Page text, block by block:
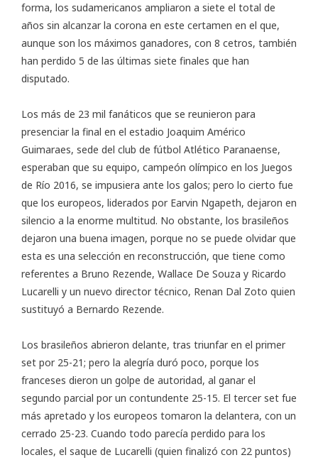
forma, los sudamericanos ampliaron a siete el total de
años sin alcanzar la corona en este certamen en el que,
aunque son los máximos ganadores, con 8 cetros, también
han perdido 5 de las últimas siete finales que han
disputado.
Los más de 23 mil fanáticos que se reunieron para
presenciar la final en el estadio Joaquim Américo
Guimaraes, sede del club de fútbol Atlético Paranaense,
esperaban que su equipo, campeón olímpico en los Juegos
de Río 2016, se impusiera ante los galos; pero lo cierto fue
que los europeos, liderados por Earvin Ngapeth, dejaron en
silencio a la enorme multitud. No obstante, los brasileños
dejaron una buena imagen, porque no se puede olvidar que
esta es una selección en reconstrucción, que tiene como
referentes a Bruno Rezende, Wallace De Souza y Ricardo
Lucarelli y un nuevo director técnico, Renan Dal Zoto quien
sustituyó a Bernardo Rezende.
Los brasileños abrieron delante, tras triunfar en el primer
set por 25-21; pero la alegría duró poco, porque los
franceses dieron un golpe de autoridad, al ganar el
segundo parcial por un contundente 25-15. El tercer set fue
más apretado y los europeos tomaron la delantera, con un
cerrado 25-23. Cuando todo parecía perdido para los
locales, el saque de Lucarelli (quien finalizó con 22 puntos)